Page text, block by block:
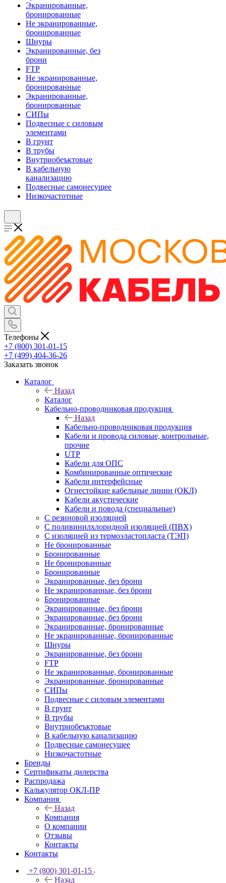
Экранированные,
бронированные
Не экранированные,
бронированные
Шнуры
Экранированные, без
брони
FTP
Не экранированные,
бронированные
Экранированные,
бронированные
СИПы
Подвесные с силовым
элементами
В грунт
В трубы
Внутриобеъктовые
В кабельную
канализацию
Подвесные самонесущее
Низкочастотные
Телефоны
+7 (800) 301-01-15
+7 (499) 404-36-26
Заказать звонок
Каталог
Назад
Каталог
Кабельно-проводниковая продукция
Назад
Кабельно-проводниковая продукция
Кабели и провода силовые, контрольные,
прочие
UTP
Кабели для ОПС
Комбинированные оптические
Кабели интерфейсные
Огнестойкие кабельные линии (ОКЛ)
Кабели акустические
Кабели и повода (специальные)
С резиновой изоляцией
С поливинилхлоридной изоляцией (ПВХ)
С изоляцией из термоэластопласта (ТЭП)
Не бронированные
Бронированные
Не бронированные
Бронированные
Экранированные, без брони
Не экранированные, без брони
Бронированные
Экранированные, без брони
Экранированные, без брони
Экранированные, бронированные
Не экранированные, бронированные
Шнуры
Экранированные, без брони
FTP
Не экранированные, бронированные
Экранированные, бронированные
СИПы
Подвесные с силовым элементами
В грунт
В трубы
Внутриобеъктовые
В кабельную канализацию
Подвесные самонесущее
Низкочастотные
Бренды
Сертификаты дилерства
Распродажа
Калькулятор ОКЛ-ПР
Компания
Назад
Компания
О компании
Отзывы
Контакты
Контакты
+7 (800) 301-01-15
Назад